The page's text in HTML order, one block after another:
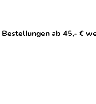
Bestellungen ab 45,- €